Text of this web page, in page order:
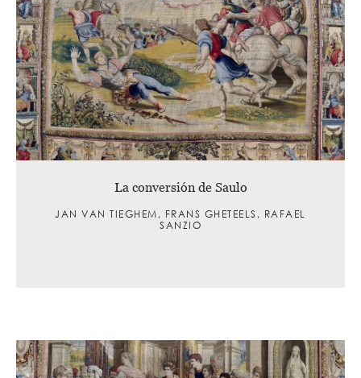
La conversión de Saulo
JAN VAN TIEGHEM, FRANS GHETEELS, RAFAEL
SANZIO